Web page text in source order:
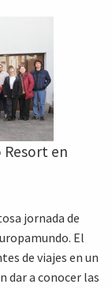
Resort en
jornada de
El
de viajes en un
dar a conocer las